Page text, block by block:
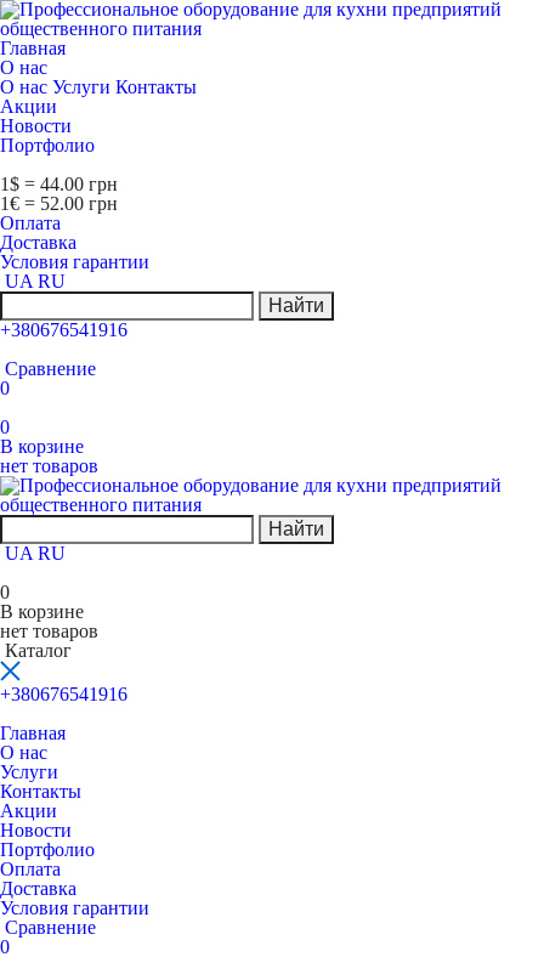
Главная
О нас
О нас Услуги Контакты
Акции
Новости
Портфолио
1$ = 44.00 грн
1€ = 52.00 грн
Оплата
Доставка
Условия гарантии
UA RU
Найти
+380676541916
Сравнение
0
0
В корзине
нет товаров
Найти
UA RU
0
В корзине
нет товаров
Каталог
+380676541916
Главная
О нас
Услуги
Контакты
Акции
Новости
Портфолио
Оплата
Доставка
Условия гарантии
Сравнение
0